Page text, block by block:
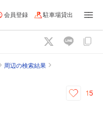
会員登録 駐車場貸出
周辺の検索結果
15